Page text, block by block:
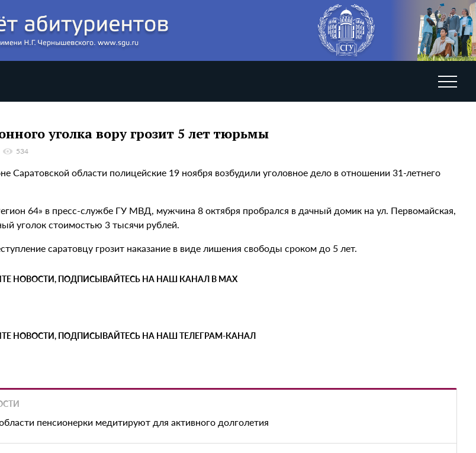
уголка вору грозит 5 лет тюрьмы
534
Саратовской области полицейские 19 ноября возбудили уголовное дело в отношении 31-летнего
64» в пресс-службе ГУ МВД, мужчина 8 октября пробрался в дачный домик на ул. Первомайская,
уголок стоимостью 3 тысячи рублей.
саратовцу грозит наказание в виде лишения свободы сроком до 5 лет.
НОВОСТИ, ПОДПИСЫВАЙТЕСЬ НА НАШ КАНАЛ В MAX
НОВОСТИ, ПОДПИСЫВАЙТЕСЬ НА НАШ ТЕЛЕГРАМ-КАНАЛ
пенсионерки медитируют для активного долголетия